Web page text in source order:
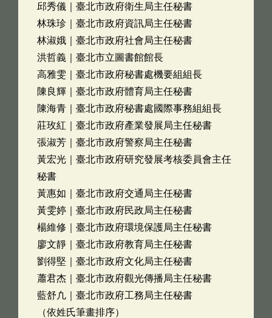
邱秀儀｜臺北市政府衛生局主任秘書
林珠珍｜臺北市政府資訊局主任秘書
林淑娥｜臺北市政府社會局主任秘書
洪哲義｜臺北市立圖書館館長
高雅雯｜臺北市政府秘書處機要組組長
陳良輝｜臺北市政府體育局主任秘書
陳海青｜臺北市政府秘書處國際事務組組長
莊玫紅｜臺北市政府產業發展局主任秘書
張淑芳｜臺北市政府警察局主任秘書
黃宏光｜臺北市政府研究發展考核委員會主任
秘書
黃惠如｜臺北市政府交通局主任秘書
黃雯婷｜臺北市政府民政局主任秘書
楊維修｜臺北市政府環境保護局主任秘書
廖文靜｜臺北市政府教育局主任秘書
劉得堅｜臺北市政府文化局主任秘書
蕭君杰｜臺北市政府觀光傳播局主任秘書
藍舒凢｜臺北市政府工務局主任秘書
（依姓氏筆畫排序）